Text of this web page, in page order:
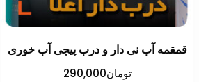
قمقمه آب نی دار و درب پیچی آب خوری
تومان290,000